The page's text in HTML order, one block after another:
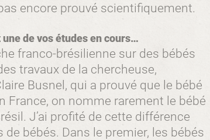
encore prouvé scientifiquement.
une de vos études en cours…
franco-brésilienne sur des bébés
travaux de la chercheuse,
Busnel, qui a prouvé que le bébé
France, on nomme rarement le bébé
J’ai profité de cette différence
bébés. Dans le premier, les bébés